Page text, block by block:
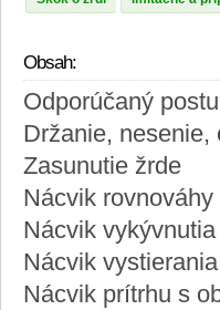
Obsah:
Odporúčaný
Držanie,
Zasunutie žrde
Nácvik
Nácvik
Nácvik
Nácvik prítrhu s